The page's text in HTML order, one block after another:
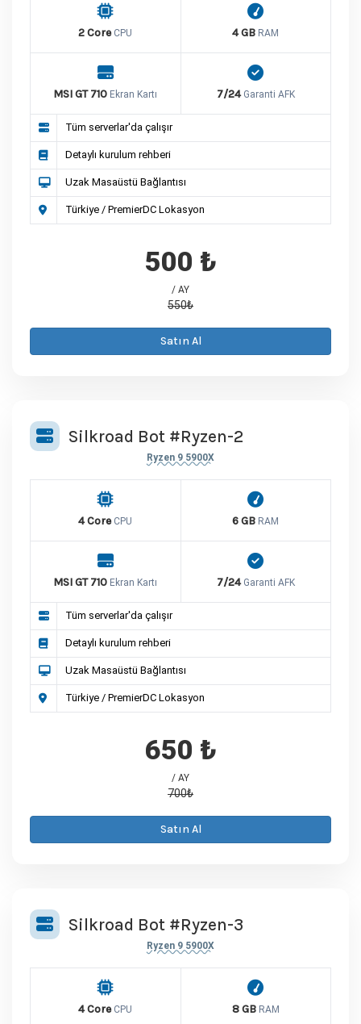
2 Core CPU 4 GB RAM
MSI GT 710 Ekran Kartı 7/24 Garanti AFK
Tüm serverlar'da çalışır
Detaylı kurulum rehberi
Uzak Masaüstü Bağlantısı
Türkiye / PremierDC Lokasyon
500 ₺
/ AY
550₺
Satın Al
Silkroad Bot #Ryzen-2
Ryzen 9 5900X
4 Core CPU 6 GB RAM
MSI GT 710 Ekran Kartı 7/24 Garanti AFK
Tüm serverlar'da çalışır
Detaylı kurulum rehberi
Uzak Masaüstü Bağlantısı
Türkiye / PremierDC Lokasyon
650 ₺
/ AY
700₺
Satın Al
Silkroad Bot #Ryzen-3
Ryzen 9 5900X
4 Core CPU 8 GB RAM